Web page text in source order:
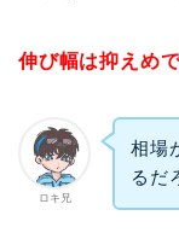
伸び幅は抑えめ
ロキ兄
相場
るだ